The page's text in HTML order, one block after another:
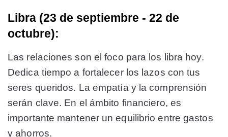
Libra (23 de septiembre - 22 de
octubre):
Las relaciones son el foco para los libra hoy.
Dedica tiempo a fortalecer los lazos con tus
seres queridos. La empatía y la comprensión
serán clave. En el ámbito financiero, es
importante mantener un equilibrio entre gastos
y ahorros.